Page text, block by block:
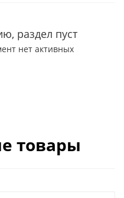
раздел пуст
нет активных
товары